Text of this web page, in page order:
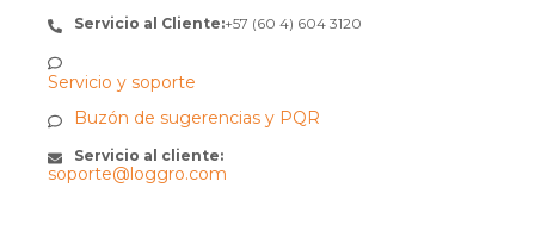
Servicio al Cliente:+57 (60 4) 604 3120
Servicio y soporte
Buzón de sugerencias y PQR
Servicio al cliente:
soporte@loggro.com